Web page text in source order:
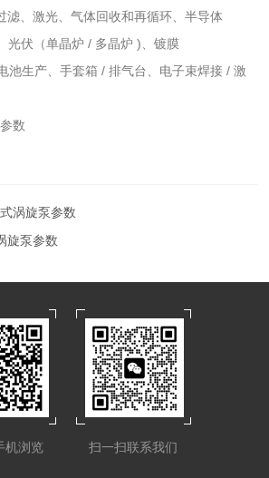
滤、激光、气体回收和再循环、半导体
光伏（单晶炉 / 多晶炉 )、镀膜
池生产、手套箱 / 排气台、电子束焊接 / 激
数
涡旋泵参数
旋泵参数
机浏览 扫一扫联系我们